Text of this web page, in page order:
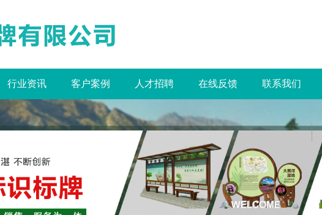
行业资讯 客户案例 人才招聘 在线反馈 联系我们